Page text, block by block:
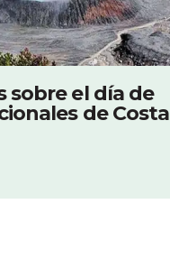
sobre el día de
de Costa